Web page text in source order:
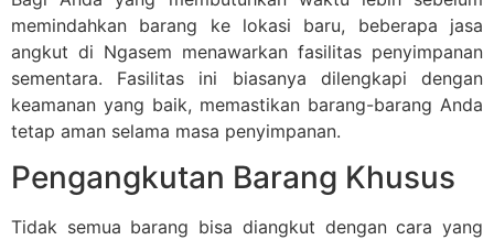
memindahkan barang ke lokasi baru, beberapa jasa
angkut di Ngasem menawarkan fasilitas penyimpanan
sementara. Fasilitas ini biasanya dilengkapi dengan
keamanan yang baik, memastikan barang-barang Anda
tetap aman selama masa penyimpanan.
Pengangkutan Barang Khusus
Tidak semua barang bisa diangkut dengan cara yang